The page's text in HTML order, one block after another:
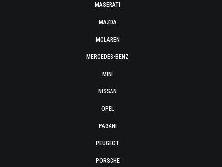
MASERATI
MAZDA
MCLAREN
MERCEDES-BENZ
MINI
NISSAN
OPEL
PAGANI
PEUGEOT
PORSCHE